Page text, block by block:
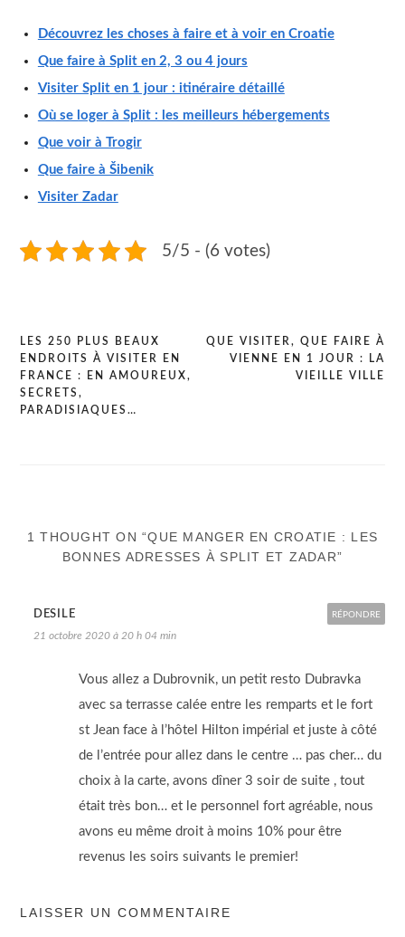
Découvrez les choses à faire et à voir en Croatie
Que faire à Split en 2, 3 ou 4 jours
Visiter Split en 1 jour : itinéraire détaillé
Où se loger à Split : les meilleurs hébergements
Que voir à Trogir
Que faire à Šibenik
Visiter Zadar
5/5 - (6 votes)
Navigation
de
QUE VISITER, QUE FAIRE À
VIENNE EN 1 JOUR : LA
VIEILLE VILLE
LES 250 PLUS BEAUX
ENDROITS À VISITER EN
FRANCE : EN AMOUREUX,
SECRETS,
PARADISIAQUES…
1 THOUGHT ON “QUE MANGER EN CROATIE : LES
BONNES ADRESSES À SPLIT ET ZADAR”
DESILE
21 octobre 2020 à 20 h 04 min
Vous allez a Dubrovnik, un petit resto Dubravka
avec sa terrasse calée entre les remparts et le fort
st Jean face à l’hôtel Hilton impérial et juste à côté
de l’entrée pour allez dans le centre … pas cher… du
choix à la carte, avons dîner 3 soir de suite , tout
était très bon… et le personnel fort agréable, nous
avons eu même droit à moins 10% pour être
revenus les soirs suivants le premier!
RÉPONDRE
LAISSER UN COMMENTAIRE